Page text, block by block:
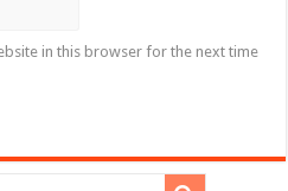
in this browser for the next time